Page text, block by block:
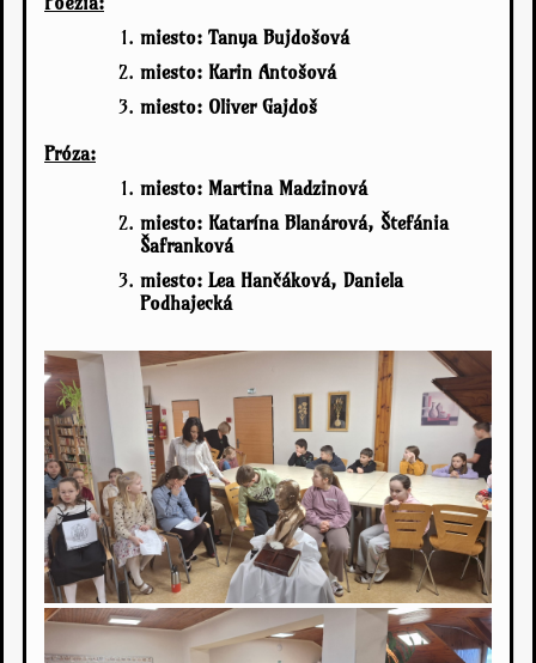
miesto: Tanya Bujdošová
miesto: Karin Antošová
miesto: Oliver Gajdoš
Próza:
miesto: Martina Madzinová
miesto: Katarína Blanárová, Štefánia
Šafranková
miesto: Lea Hančáková, Daniela
Podhajecká